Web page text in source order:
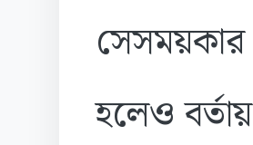
হলেও